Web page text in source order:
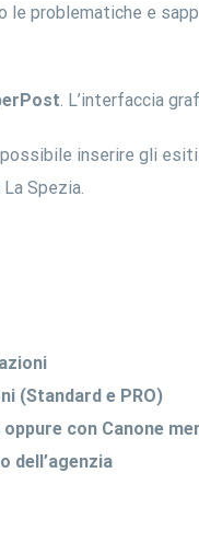
le problematiche e
. L’interfaccia
inserire gli
Spezia.
(Standard e PRO)
con Canone
dell’agenzia